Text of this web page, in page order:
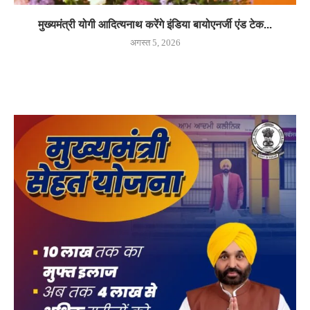
मुख्यमंत्री योगी आदित्यनाथ करेंगे इंडिया बायोएनर्जी एंड टेक...
अगस्त 5, 2026